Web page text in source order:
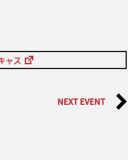
ャス
NEXT EVENT